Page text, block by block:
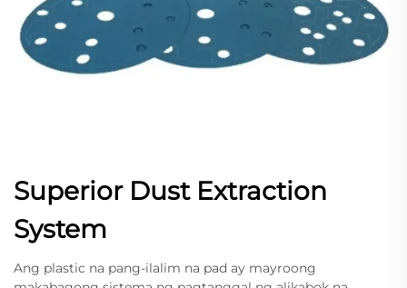
Superior Dust Extraction
System
Ang plastic na pang-ilalim na pad ay mayroong